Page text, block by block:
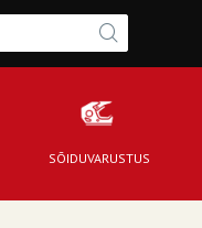
SÕIDUVARUSTUS